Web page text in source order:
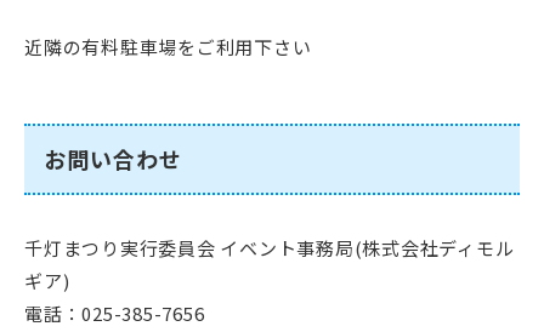
近隣の有料駐車場をご利用下さい
お問い合わせ
千灯まつり実行委員会 イベント事務局(株式会社ディモル
ギア)
電話：025-385-7656